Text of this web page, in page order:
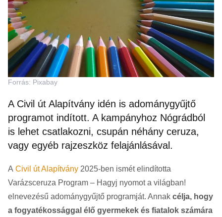
Forrás: Pixabay
A Civil út Alapítvány idén is adománygyűjtő
programot indított. A kampányhoz Nógrádból
is lehet csatlakozni, csupán néhány ceruza,
vagy egyéb rajzeszköz felajánlásával.
A Civil út Alapítvány 2025-ben ismét elindította
Varázsceruza Program – Hagyj nyomot a világban!
elnevezésű adománygyűjtő programját. Annak célja, hogy
a fogyatékossággal élő gyermekek és fiatalok számára